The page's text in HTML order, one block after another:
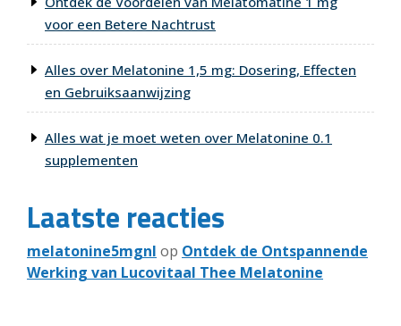
voor een Betere Nachtrust
Alles over Melatonine 1,5 mg: Dosering, Effecten
en Gebruiksaanwijzing
Alles wat je moet weten over Melatonine 0.1
supplementen
Laatste reacties
melatonine5mgnl op Ontdek de Ontspannende
Werking van Lucovitaal Thee Melatonine